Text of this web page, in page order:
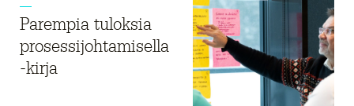
Parempia tuloksia
prosessi­johtamisella
-kirja